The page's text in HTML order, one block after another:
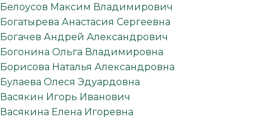
Белоусов Максим Владимирович
Богатырева Анастасия Сергеевна
Богачев Андрей Александрович
Богонина Ольга Владимировна
Борисова Наталья Александровна
Булаева Олеся Эдуардовна
Васякин Игорь Иванович
Васякина Елена Игоревна